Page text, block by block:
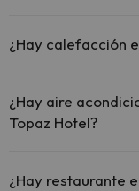
¿Hay calefacción
¿Hay aire
Topaz Hotel?
¿Hay restaurante